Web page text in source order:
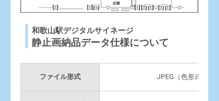
和歌山駅デジタルサイネージ
静止画納品データ仕様について
ファイル形式 JPEG（色形式RGB